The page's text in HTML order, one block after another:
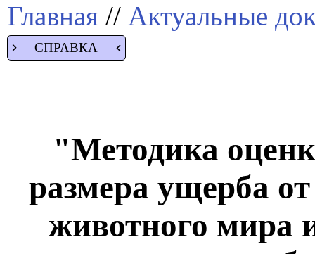
Главная // Актуальные
СПРАВКА
"Методика
размера ущерба
животного мира